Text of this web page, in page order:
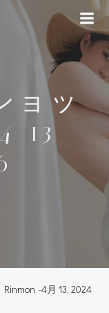
ョッ
13
Rinmon -4月 13, 2024